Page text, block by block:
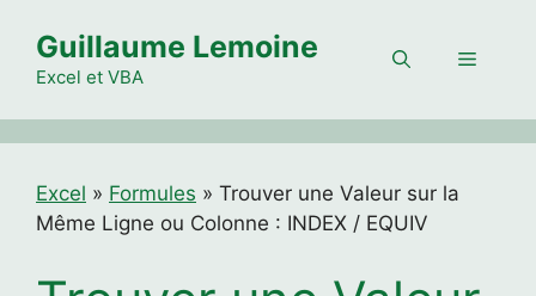
contenu
Guillaume Lemoine
Excel et VBA
Menu
Excel » Formules » Trouver une Valeur sur la
Même Ligne ou Colonne : INDEX / EQUIV